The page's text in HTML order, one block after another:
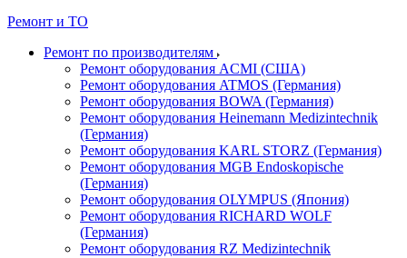
Ремонт и ТО
Ремонт по производителям
Ремонт оборудования ACMI (США)
Ремонт оборудования ATMOS (Германия)
Ремонт оборудования BOWA (Германия)
Ремонт оборудования Heinemann Medizintechnik
(Германия)
Ремонт оборудования KARL STORZ (Германия)
Ремонт оборудования MGB Endoskopische
(Германия)
Ремонт оборудования OLYMPUS (Япония)
Ремонт оборудования RICHARD WOLF
(Германия)
Ремонт оборудования RZ Medizintechnik